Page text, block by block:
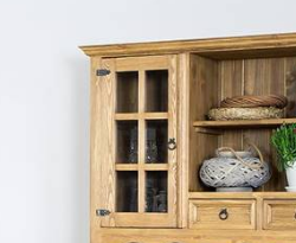
Doporučujeme